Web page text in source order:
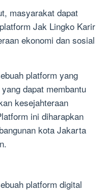
masyarakat dapat
Jak Lingko Karir
ekonomi dan sosial
platform yang
dapat membantu
kesejahteraan
ini diharapkan
kota Jakarta
platform digital